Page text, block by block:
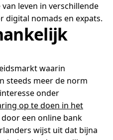
leven in verschillende
digital nomads en expats.
waarin
steeds meer de norm
onder
op te doen in het
een online bank
wijst uit dat bijna